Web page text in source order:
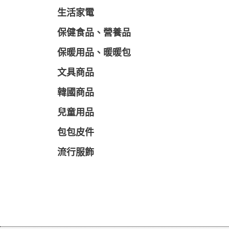
生活家電
保健食品、營養品
保暖用品、暖暖包
文具商品
韓國商品
兒童用品
包包皮件
流行服飾